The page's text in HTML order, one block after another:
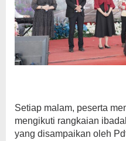
Setiap malam, peserta
mengikuti rangkaian
yang disampaikan oleh